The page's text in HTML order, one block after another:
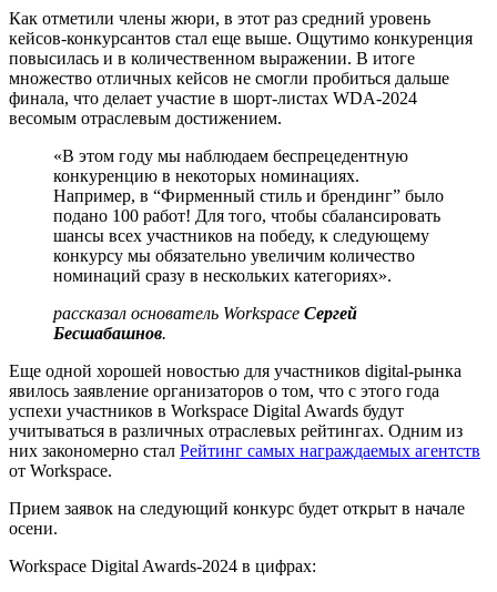
Как отметили члены жюри, в этот раз средний уровень
кейсов-конкурсантов стал еще выше. Ощутимо конкуренция
повысилась и в количественном выражении. В итоге
множество отличных кейсов не смогли пробиться дальше
финала, что делает участие в шорт-листах WDA-2024
весомым отраслевым достижением.
«В этом году мы наблюдаем беспрецедентную
конкуренцию в некоторых номинациях.
Например, в “Фирменный стиль и брендинг” было
подано 100 работ! Для того, чтобы сбалансировать
шансы всех участников на победу, к следующему
конкурсу мы обязательно увеличим количество
номинаций сразу в нескольких категориях».
рассказал основатель Workspace Сергей
Бесшабашнов.
Еще одной хорошей новостью для участников digital-рынка
явилось заявление организаторов о том, что с этого года
успехи участников в Workspace Digital Awards будут
учитываться в различных отраслевых рейтингах. Одним из
них закономерно стал Рейтинг самых награждаемых агентств
от Workspace.
Прием заявок на следующий конкурс будет открыт в начале
осени.
Workspace Digital Awards-2024 в цифрах: